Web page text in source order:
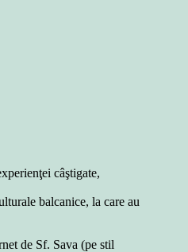
câştigate,
balcanice, la care au
de Sf. Sava (pe stil